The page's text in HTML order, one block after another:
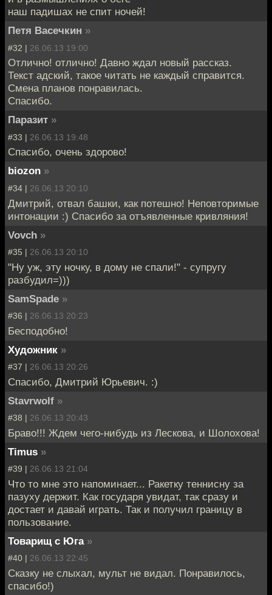
наш падишах не спит ночей!
Петя Васечкин »
#32 | 26.06.13 19:00
Отлично! отлично! Давно ждал новый рассказ.
Текст адский, такое читать не каждый справится.
Смена планов понравилась.
Спасибо.
Паразит »
#33 | 26.06.13 19:48
Спасибо, очень здорово!
biozon »
#34 | 26.06.13 20:10
Дмитрий, отвал башки, как потешно! Неповторимые
интонации :) Спасибо за отъявленные кривляния!
Vovch »
#35 | 26.06.13 20:10
"Ну уж, эту ночку, в дому не спали!" - супругу
разбудил=)))
SamSpade »
#36 | 26.06.13 20:23
Бесподобно!
Художник »
#37 | 26.06.13 20:26
Спасибо, Дмитрий Юрьевич. :)
Stavrwolf »
#38 | 26.06.13 20:43
Браво!!! Ждем чего-нибудь из Лескова, и Шолохова!
Timus »
#39 | 26.06.13 21:04
Что то мне это напоминает... Ракетку теннисну за
пазуху держит. Как государя увидат, так сразу и
достает и давай играть. Так и получил границу в
пользование.
Товарищ с Юга »
#40 | 26.06.13 22:45
Сказку не слыхал, мульт не видал. Понравилось,
спасибо!)